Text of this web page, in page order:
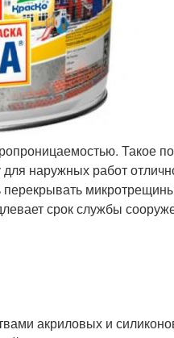
Такое
наружных работ
перекрывать
срок службы
акриловых и